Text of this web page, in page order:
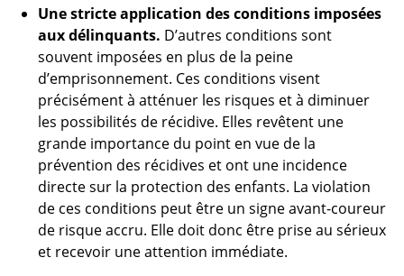
Une stricte application des conditions imposées
aux délinquants. D’autres conditions sont
souvent imposées en plus de la peine
d’emprisonnement. Ces conditions visent
précisément à atténuer les risques et à diminuer
les possibilités de récidive. Elles revêtent une
grande importance du point en vue de la
prévention des récidives et ont une incidence
directe sur la protection des enfants. La violation
de ces conditions peut être un signe avant-coureur
de risque accru. Elle doit donc être prise au sérieux
et recevoir une attention immédiate.